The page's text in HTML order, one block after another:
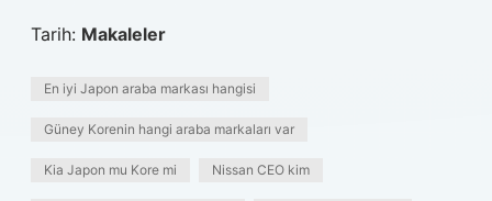
Tarih: Makaleler
En iyi Japon araba markası hangisi
Güney Korenin hangi araba markaları var
Kia Japon mu Kore mi Nissan CEO kim